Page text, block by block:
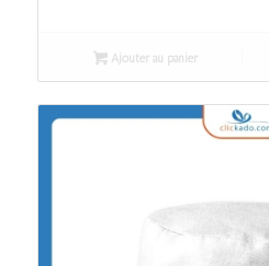
Ajouter au panier